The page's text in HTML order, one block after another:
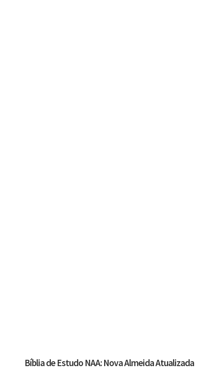
Bíblia de Estudo NAA: Nova Almeida Atualizada